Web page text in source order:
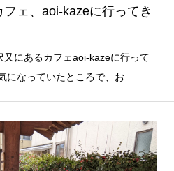
ェ、aoi-kazeに行ってき
又にあるカフェaoi-kazeに行って
になっていたところで、お...